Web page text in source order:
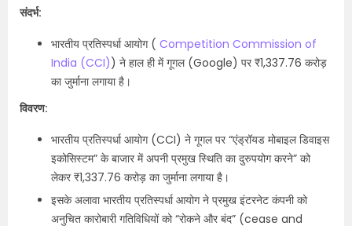
संदर्भ:
भारतीय प्रतिस्पर्धा आयोग ( Competition Commission of
India (CCI)) ने हाल ही में गूगल (Google) पर ₹1,337.76 करोड़
का जुर्माना लगाया है।
विवरण:
भारतीय प्रतिस्पर्धा आयोग (CCI) ने गूगल पर “एंड्रॉयड मोबाइल डिवाइस
इकोसिस्टम” के बाजार में अपनी प्रमुख स्थिति का दुरुपयोग करने” को
लेकर ₹1,337.76 करोड़ का जुर्माना लगाया है।
इसके अलावा भारतीय प्रतिस्पर्धा आयोग ने प्रमुख इंटरनेट कंपनी को
अनुचित कारोबारी गतिविधियों को “रोकने और बंद” (cease and